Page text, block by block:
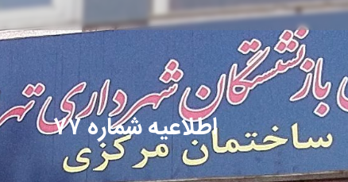
اطلاعیه شماره ۷۷